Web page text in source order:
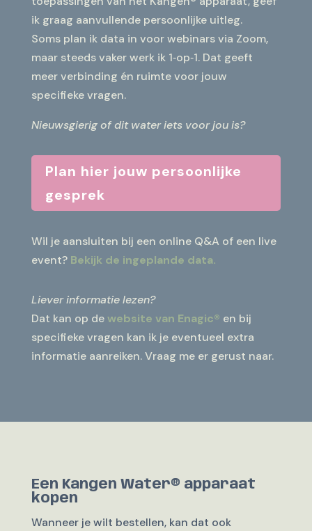
ik graag aanvullende persoonlijke uitleg.
Soms plan ik data in voor webinars via Zoom,
maar steeds vaker werk ik 1‑op‑1. Dat geeft
meer verbinding én ruimte voor jouw
specifieke vragen.
Nieuwsgierig of dit water iets voor jou is?
Plan hier jouw persoonlijke
gesprek
Wil je aansluiten bij een online Q&A of een live
event? Bekijk de ingeplande data.
Liever informatie lezen?
Dat kan op dewebsite van Enagic® en bij
specifieke vragen kan ik je eventueel extra
informatie aanreiken. Vraag me er gerust naar.
Een Kangen Water® apparaat
kopen
Wanneer je wilt bestellen, kan dat ook